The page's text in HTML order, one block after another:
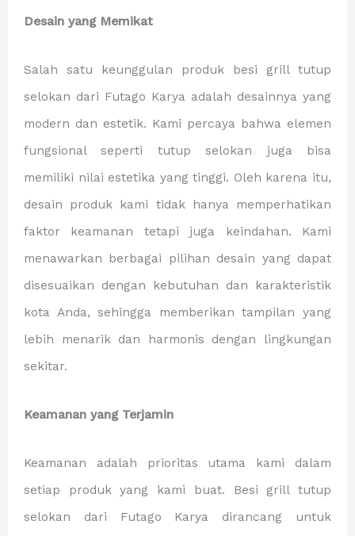
Desain yang Memikat
Salah satu keunggulan produk besi grill tutup
selokan dari Futago Karya adalah desainnya yang
modern dan estetik. Kami percaya bahwa elemen
fungsional seperti tutup selokan juga bisa
memiliki nilai estetika yang tinggi. Oleh karena itu,
desain produk kami tidak hanya memperhatikan
faktor keamanan tetapi juga keindahan. Kami
menawarkan berbagai pilihan desain yang dapat
disesuaikan dengan kebutuhan dan karakteristik
kota Anda, sehingga memberikan tampilan yang
lebih menarik dan harmonis dengan lingkungan
sekitar.
Keamanan yang Terjamin
Keamanan adalah prioritas utama kami dalam
setiap produk yang kami buat. Besi grill tutup
selokan dari Futago Karya dirancang untuk